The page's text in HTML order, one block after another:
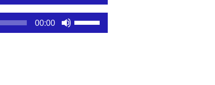
teclas
de
00:00